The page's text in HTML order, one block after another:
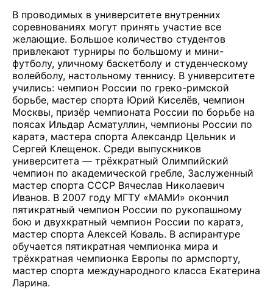
В проводимых в университете внутренних
соревнованиях могут принять участие все
желающие. Большое количество студентов
привлекают турниры по большому и мини-
футболу, уличному баскетболу и студенческому
волейболу, настольному теннису. В университете
учились: чемпион России по греко-римской
борьбе, мастер спорта Юрий Киселёв, чемпион
Москвы, призёр чемпионата России по борьбе на
поясах Ильдар Асматуллин, чемпионы России по
каратэ, мастера спорта Александр Цельник и
Сергей Клещенок. Среди выпускников
университета — трёхкратный Олимпийский
чемпион по академической гребле, Заслуженный
мастер спорта СССР Вячеслав Николаевич
Иванов. В 2007 году МГТУ «МАМИ» окончил
пятикратный чемпион России по рукопашному
бою и двухкратный чемпион России по каратэ,
мастер спорта Алексей Коваль. В аспирантуре
обучается пятикратная чемпионка мира и
трёхкратная чемпионка Европы по армспорту,
мастер спорта международного класса Екатерина
Ларина.